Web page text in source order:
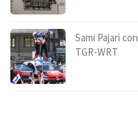
Sami Pajari
TGR-WRT